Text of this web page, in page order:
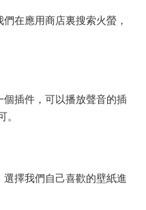
在應用商店裏搜索火螢，
插件，可以播放聲音的插
擇我們自己喜歡的壁紙進